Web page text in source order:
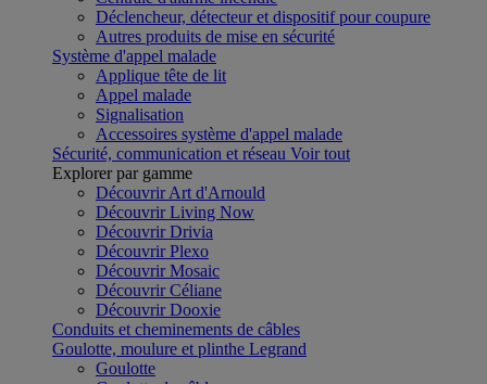
Déclencheur, détecteur et dispositif pour coupure
Autres produits de mise en sécurité
Système d'appel malade
Applique tête de lit
Appel malade
Signalisation
Accessoires système d'appel malade
Sécurité, communication et réseau Voir tout
Explorer par gamme
Découvrir Art d'Arnould
Découvrir Living Now
Découvrir Drivia
Découvrir Plexo
Découvrir Mosaic
Découvrir Céliane
Découvrir Dooxie
Conduits et cheminements de câbles
Goulotte, moulure et plinthe Legrand
Goulotte